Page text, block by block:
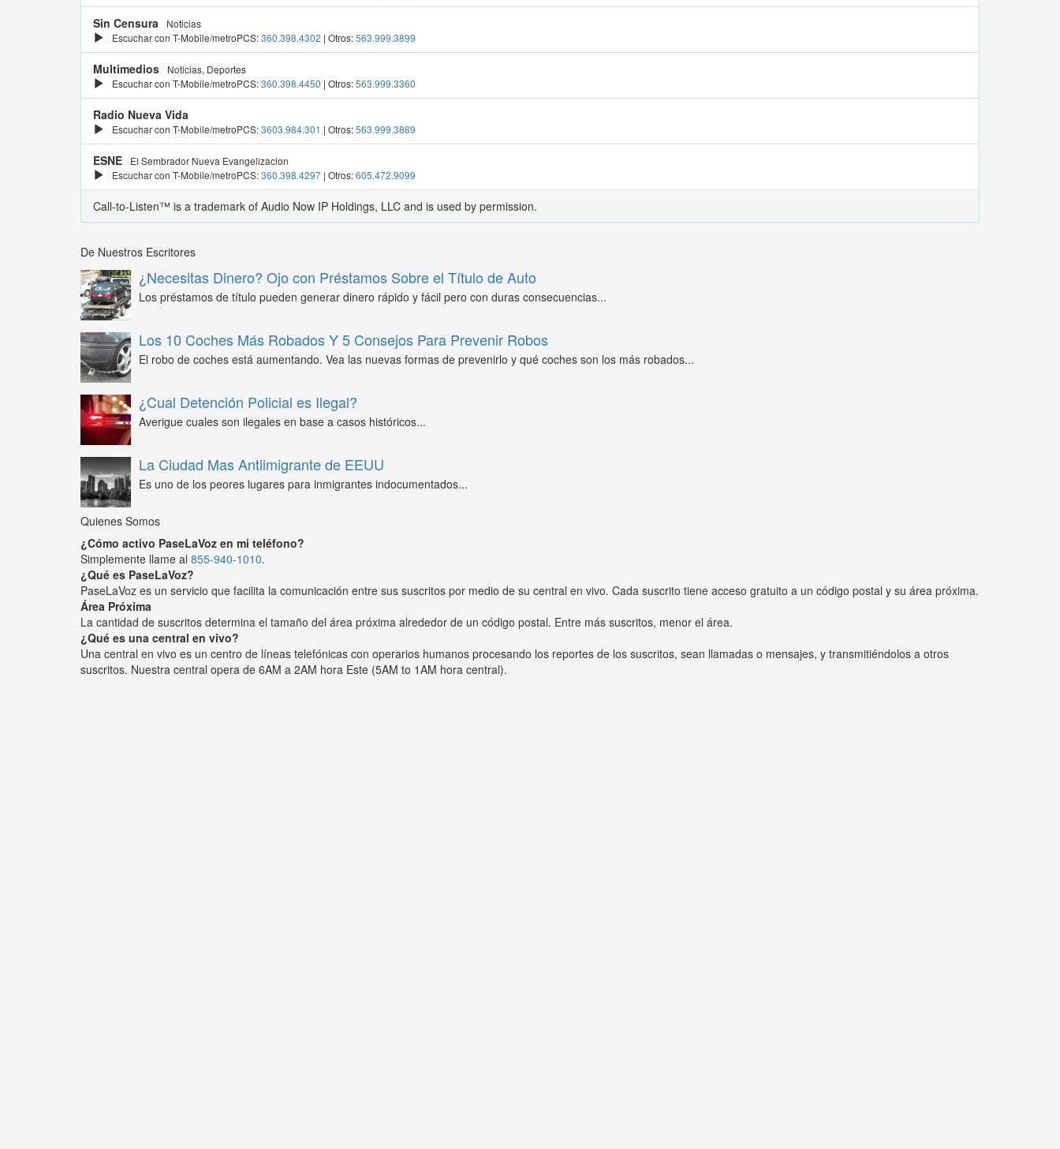
Sin Censura
Noticias
Escuchar con T-Mobile/metroPCS:360.398.4302 | Otros:563.999.3899
Multimedios
Noticias, Deportes
Escuchar con T-Mobile/metroPCS:360.398.4450 | Otros:563.999.3360
Radio Nueva Vida
Escuchar con T-Mobile/metroPCS:3603.984.301 | Otros:563.999.3889
ESNE
El Sembrador Nueva Evangelizacion
Escuchar con T-Mobile/metroPCS:360.398.4297 | Otros:605.472.9099
Call-to-Listen™ is a trademark of Audio Now IP Holdings, LLC and is used by permission.
De Nuestros Escritores
¿Necesitas Dinero? Ojo con Préstamos Sobre el Título de Auto
Los préstamos de título pueden generar dinero rápido y fácil pero con duras consecuencias...
Los 10 Coches Más Robados Y 5 Consejos Para Prevenir Robos
El robo de coches está aumentando. Vea las nuevas formas de prevenirlo y qué coches son los más robados...
¿Cual Detención Policial es Ilegal?
Averigue cuales son ilegales en base a casos históricos...
La Ciudad Mas Antiimigrante de EEUU
Es uno de los peores lugares para inmigrantes indocumentados...
Quienes Somos
¿Cómo activo PaseLaVoz en mi teléfono?
Simplemente llame al 855-940-1010.
¿Qué es PaseLaVoz?
PaseLaVoz es un servicio que facilita la comunicación entre sus suscritos por medio de su central en vivo. Cada suscrito tiene acceso gratuito a un código postal y su área próxima.
Área Próxima
La cantidad de suscritos determina el tamaño del área próxima alrededor de un código postal. Entre más suscritos, menor el área.
¿Qué es una central en vivo?
Una central en vivo es un centro de líneas telefónicas con operarios humanos procesando los reportes de los suscritos, sean llamadas o mensajes, y transmitiéndolos a otros
suscritos. Nuestra central opera de 6AM a 2AM hora Este (5AM to 1AM hora central).